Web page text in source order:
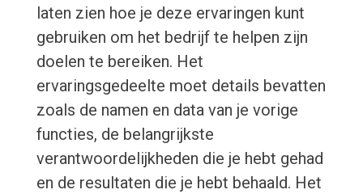
laten zien hoe je deze ervaringen kunt
gebruiken om het bedrijf te helpen zijn
doelen te bereiken. Het
ervaringsgedeelte moet details bevatten
zoals de namen en data van je vorige
functies, de belangrijkste
verantwoordelijkheden die je hebt gehad
en de resultaten die je hebt behaald. Het